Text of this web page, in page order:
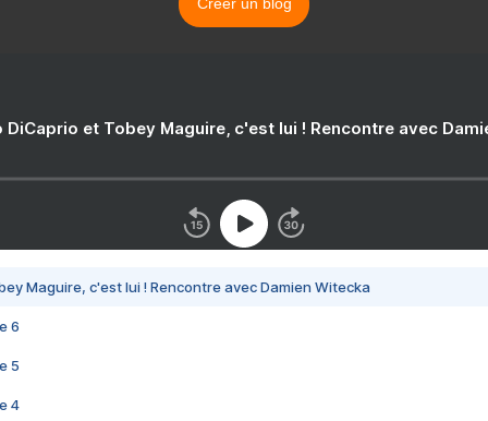
DiCaprio et Tobey Maguire, c'est lui ! Rencontre avec
Maguire, c'est lui ! Rencontre avec Damien Witecka
6
5
4